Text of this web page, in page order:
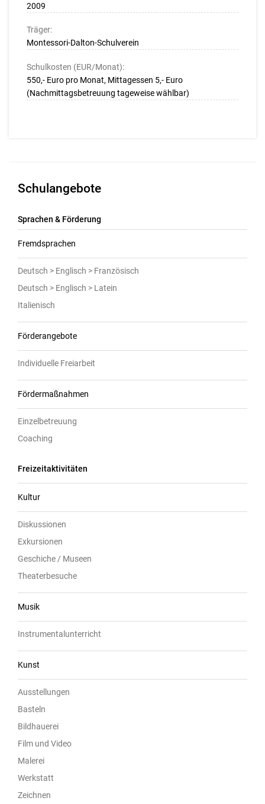
2009
Träger:
Montessori-Dalton-Schulverein
Schulkosten (EUR/Monat):
550,- Euro pro Monat, Mittagessen 5,- Euro
(Nachmittagsbetreuung tageweise wählbar)
Schulangebote
Sprachen & Förderung
Fremdsprachen
Deutsch > Englisch > Französisch
Deutsch > Englisch > Latein
Italienisch
Förderangebote
Individuelle Freiarbeit
Fördermaßnahmen
Einzelbetreuung
Coaching
Freizeitaktivitäten
Kultur
Diskussionen
Exkursionen
Geschiche / Museen
Theaterbesuche
Musik
Instrumentalunterricht
Kunst
Ausstellungen
Basteln
Bildhauerei
Film und Video
Malerei
Werkstatt
Zeichnen